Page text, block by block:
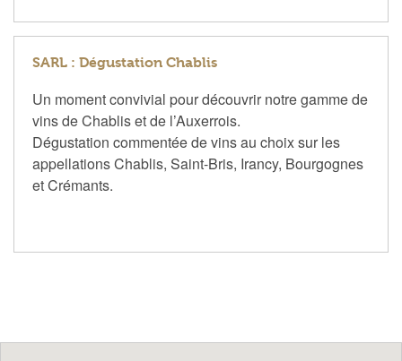
SARL : Dégustation Chablis
Un moment convivial pour découvrir notre gamme de
vins de Chablis et de l’Auxerrois.
Dégustation commentée de vins au choix sur les
appellations Chablis, Saint-Bris, Irancy, Bourgognes
et Crémants.